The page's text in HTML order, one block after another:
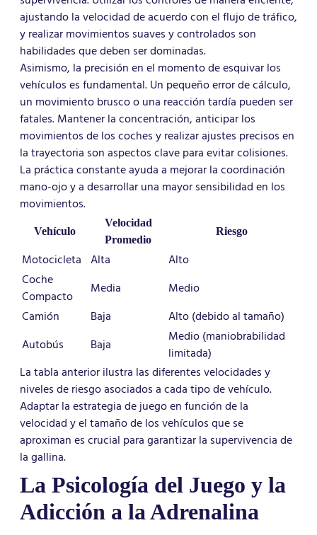
ajustando la velocidad de acuerdo con el flujo de tráfico,
y realizar movimientos suaves y controlados son
habilidades que deben ser dominadas.
Asimismo, la precisión en el momento de esquivar los
vehículos es fundamental. Un pequeño error de cálculo,
un movimiento brusco o una reacción tardía pueden ser
fatales. Mantener la concentración, anticipar los
movimientos de los coches y realizar ajustes precisos en
la trayectoria son aspectos clave para evitar colisiones.
La práctica constante ayuda a mejorar la coordinación
mano-ojo y a desarrollar una mayor sensibilidad en los
movimientos.
Vehículo
Velocidad
Promedio
Riesgo
Motocicleta Alta
Alto
Coche
Compacto
Media
Medio
Camión
Baja
Alto (debido al tamaño)
Autobús
Baja
Medio (maniobrabilidad
limitada)
La tabla anterior ilustra las diferentes velocidades y
niveles de riesgo asociados a cada tipo de vehículo.
Adaptar la estrategia de juego en función de la
velocidad y el tamaño de los vehículos que se
aproximan es crucial para garantizar la supervivencia de
la gallina.
La Psicología del Juego y la
Adicción a la Adrenalina